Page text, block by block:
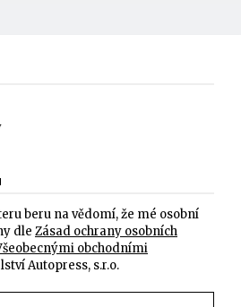
beru na vědomí, že mé osobní
dle Zásad ochrany osobních
obchodními
Autopress, s.r.o.